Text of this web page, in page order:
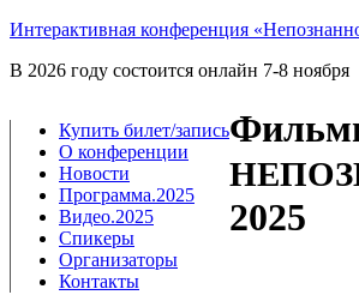
Интерактивная конференция
В 2026 году состоится онлайн 7-8 ноября
Купить билет/​запись
О конференции
Новости
Программа.2025
Видео.2025
Спикеры
Организаторы
Контакты
2025